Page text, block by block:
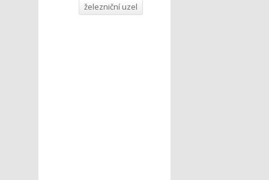
železniční uzel